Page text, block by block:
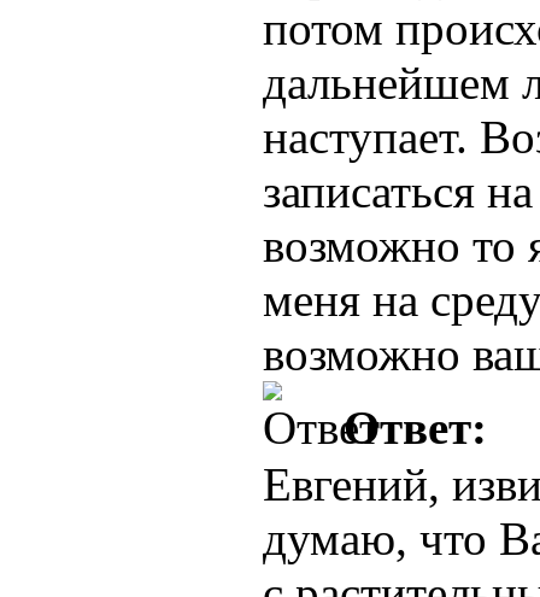
потом
дальнейшем
наступает.
записаться
возможно то
меня на
возможно
Ответ:
Евгений,
думаю, что